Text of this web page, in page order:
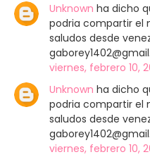
Unknown ha dicho
podria compartir el
saludos desde
viernes, febrero 10,
Unknown ha dicho
podria compartir el
saludos desde
viernes, febrero 10,